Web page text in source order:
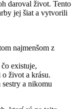
daroval život. Tento
jej šiat a vytvorili
najmenšom z
existuje,
o život a krásu.
a nikomu